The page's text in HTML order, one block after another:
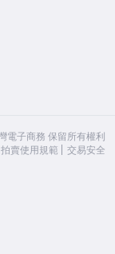
電子商務 保留所有權利
拍賣使用規範 交易安全